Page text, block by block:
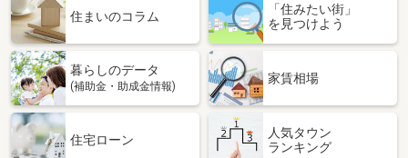
住まいのコラム
「住みたい街」
を見つけよう
暮らしのデータ
(補助金・助成金情報)
家賃相場
住宅ローン
人気タウン
ランキング